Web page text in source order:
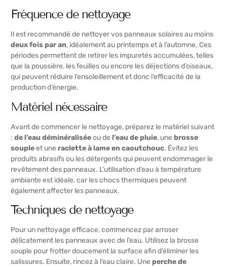
Fréquence de nettoyage
Il est recommandé de nettoyer vos panneaux solaires au moins
deux fois par an, idéalement au printemps et à l’automne. Ces
périodes permettent de retirer les impuretés accumulées, telles
que la poussière, les feuilles ou encore les déjections d’oiseaux,
qui peuvent réduire l’ensoleillement et donc l’efficacité de la
production d’énergie.
Matériel nécessaire
Avant de commencer le nettoyage, préparez le matériel suivant
: de l’eau déminéraliséeou de l’eau de pluie, une brosse
soupleet une raclette à lame en caoutchouc. Évitez les
produits abrasifs ou les détergents qui peuvent endommager le
revêtement des panneaux. L’utilisation d’eau à température
ambiante est idéale, car les chocs thermiques peuvent
également affecter les panneaux.
Techniques de nettoyage
Pour un nettoyage efficace, commencez par arroser
délicatement les panneaux avec de l’eau. Utilisez la brosse
souple pour frotter doucement la surface afin d’éliminer les
salissures. Ensuite, rincez à l’eau claire. Une perche de